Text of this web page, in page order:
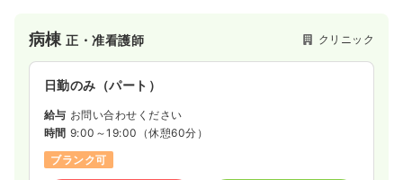
病棟正・准看護師 クリニック
日勤のみ（パート）
給与 お問い合わせください
時間 9:00～19:00 （休憩60分）
ブランク可